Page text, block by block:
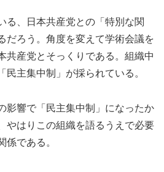
る、日本共産党との「特別な関
だろう。角度を変えて学術会議を
共産党とそっくりである。組織中
民主集中制」が採られている。
影響で「民主集中制」になったか
やはりこの組織を語るうえで必要
係である。